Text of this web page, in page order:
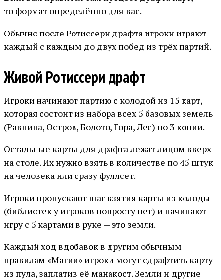
то формат определённо для вас.
Обычно после Ротиссери драфта игроки играют
каждый с каждым до двух побед из трёх партий.
Живой Ротиссери драфт
Игроки начинают партию с колодой из 15 карт,
которая состоит из набора всех 5 базовых земель
(Равнина, Остров, Болото, Гора, Лес) по 3 копии.
Остальные карты для драфта лежат лицом вверх
на столе. Их нужно взять в количестве по 45 штук
на человека или сразу фуллсет.
Игроки пропускают шаг взятия карты из колоды
(библиотек у игроков попросту нет) и начинают
игру с 5 картами в руке — это земли.
Каждый ход вдобавок в другим обычным
правилам «Магии» игроки могут сдрафтить карту
из пула, заплатив её манакост. Земли и другие